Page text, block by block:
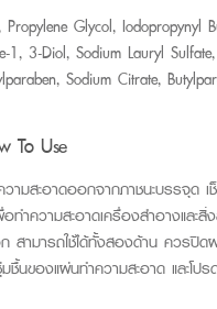
Glycol, Iodopropynyl
1, 3-Diol, Sodium Lauryl
Sodium Citrate,
To Use
ามสะอาดออกจากภาชนะบรรจุด
ทำความสะอาดเครื่องสำอางและสิ่
สามารถใช้ได้ทั้งสองด้าน ควรปิ
ชื้นของแผ่นทำความสะอาด และโป